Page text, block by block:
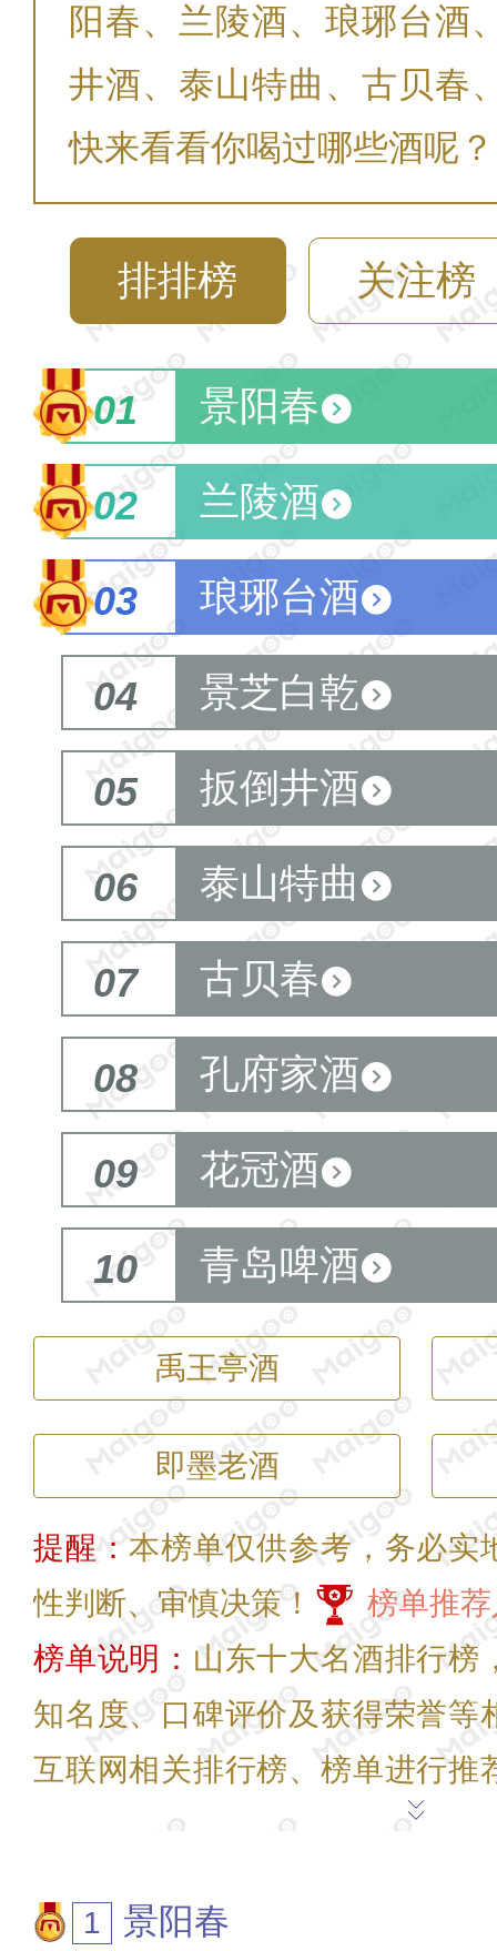
阳春、兰陵酒、琅琊台酒
井酒、泰山特曲、古贝春
快来看看你喝过哪些酒呢？
排排榜 关注榜
01 景阳春
02 兰陵酒
03 琅琊台酒
04 景芝白乾
05 扳倒井酒
06 泰山特曲
07 古贝春
08 孔府家酒
09 花冠酒
10 青岛啤酒
禹王亭酒
即墨老酒
提醒：本榜单仅供参考，务必实
性判断、审慎决策！
榜单推
榜单说明： 山东十大名酒排行榜
知名度、口碑评价及获得荣誉等
互联网相关排行榜、榜单进行推
助您了解山东十大名酒，如有疑
景阳春